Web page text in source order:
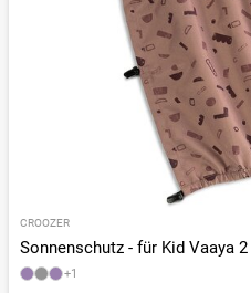
CROOZER
Sonnenschutz - für Kid Vaaya
+1